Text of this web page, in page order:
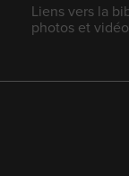
Liens vers la
photos et